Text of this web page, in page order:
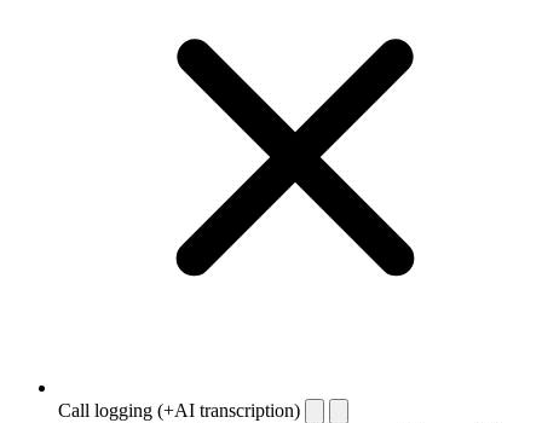
Call logging (+AI transcription)